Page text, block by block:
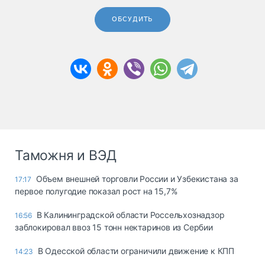
ОБСУДИТЬ
Таможня и ВЭД
17:17
Объем внешней торговли России и Узбекистана за
первое полугодие показал рост на 15,7%
16:56 В Калининградской области Россельхознадзор
заблокировал ввоз 15 тонн нектаринов из Сербии
14:23
В Одесской области ограничили движение к КПП